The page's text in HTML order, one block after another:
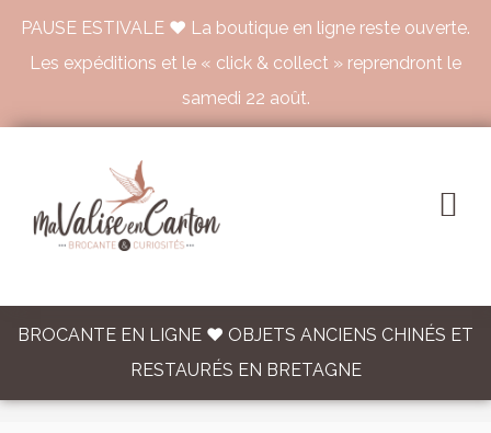
PAUSE ESTIVALE ♥ La boutique en ligne reste ouverte.
Les expéditions et le « click & collect » reprendront le
samedi 22 août.
BROCANTE EN LIGNE ♥ OBJETS ANCIENS CHINÉS ET
RESTAURÉS EN BRETAGNE